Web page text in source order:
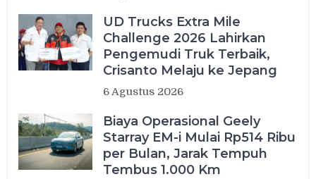
UD Trucks Extra Mile
Challenge 2026 Lahirkan
Pengemudi Truk Terbaik,
Crisanto Melaju ke Jepang
6 Agustus 2026
Biaya Operasional Geely
Starray EM-i Mulai Rp514 Ribu
per Bulan, Jarak Tempuh
Tembus 1.000 Km